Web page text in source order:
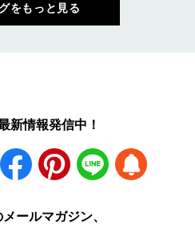
をもっと見る
新情報発信中！
Facebook Pinterest LINE
ールマガジン、